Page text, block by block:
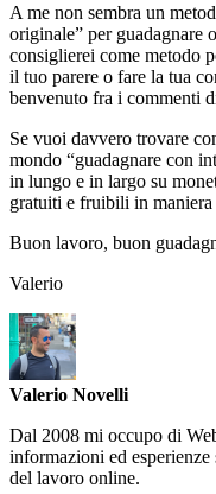
A me non sembra un
originale” per guadagnare
consiglierei come metodo
il tuo parere o fare la tua
benvenuto fra i commenti
Se vuoi davvero trovare
mondo “guadagnare con
in lungo e in largo su
gratuiti e fruibili in maniera
Buon lavoro, buon
Valerio
Valerio Novelli
Dal 2008 mi occupo di
informazioni ed
del lavoro online.